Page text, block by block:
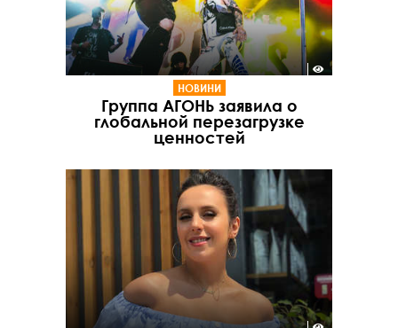
НОВИНИ
Группа АГОНЬ заявила о
глобальной перезагрузке
ценностей